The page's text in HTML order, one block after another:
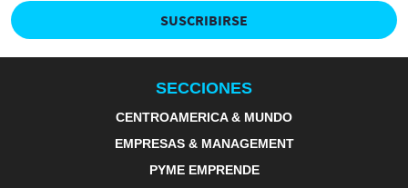
SUSCRIBIRSE
SECCIONES
CENTROAMERICA & MUNDO
EMPRESAS & MANAGEMENT
PYME EMPRENDE